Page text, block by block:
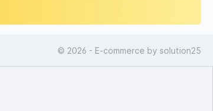
© 2026 - E-commerce by solution25